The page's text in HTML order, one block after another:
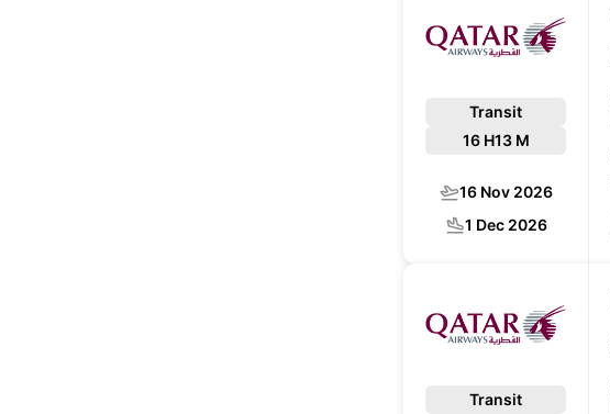
Transit
16 H13 M
16 Nov 2026
1 Dec 2026
Transit